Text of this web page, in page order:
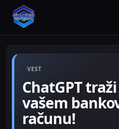
VEST
ChatGPT
vašem
računu!